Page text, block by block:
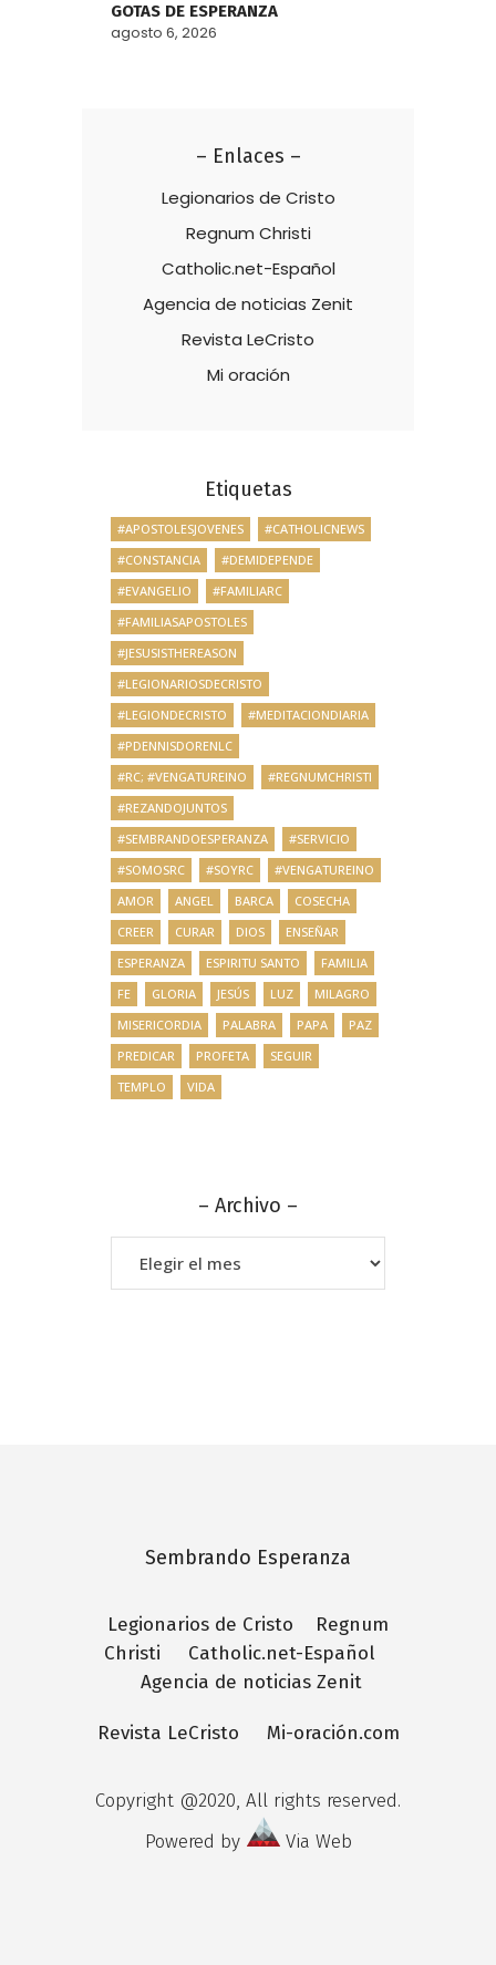
GOTAS DE ESPERANZA
agosto 6, 2026
– Enlaces –
Legionarios de Cristo
Regnum Christi
Catholic.net-Español
Agencia de noticias Zenit
Revista LeCristo
Mi oración
Etiquetas
#APOSTOLESJOVENES
#CATHOLICNEWS
#CONSTANCIA
#DEMIDEPENDE
#EVANGELIO
#FAMILIARC
#FAMILIASAPOSTOLES
#JESUSISTHEREASON
#LEGIONARIOSDECRISTO
#LEGIONDECRISTO
#MEDITACIONDIARIA
#PDENNISDORENLC
#RC; #VENGATUREINO
#REGNUMCHRISTI
#REZANDOJUNTOS
#SEMBRANDOESPERANZA
#SERVICIO
#SOMOSRC
#SOYRC
#VENGATUREINO
AMOR
ANGEL BARCA
COSECHA
CREER
CURAR DIOS
ENSEÑAR
ESPERANZA
ESPIRITU SANTO
FAMILIA
FE
GLORIA JESÚS LUZ
MILAGRO
MISERICORDIA
PALABRA PAPA
PAZ
PREDICAR
PROFETA
SEGUIR
TEMPLO
VIDA
– Archivo –
–
Archivo
–
Sembrando Esperanza
Legionarios de Cristo Regnum
Christi
Catholic.net-Español
Agencia de noticias Zenit
Revista LeCristo Mi-oración.com
Copyright @2020, All rights reserved.
Powered by
Via Web